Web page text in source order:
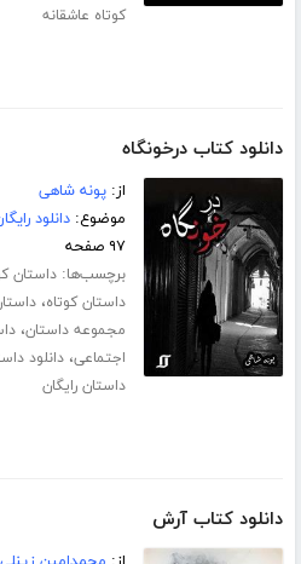
کوتاه عاشقانه
دانلود کتاب درخونگاه
از:پونه شاهی
موضوع:دانلود
۹۷ صفحه
برچسب‌ها:داستان
داستان کوتاه،
مجموعه داستان،
اجتماعی،دانلود
داستان رایگان
دانلود کتاب آرش